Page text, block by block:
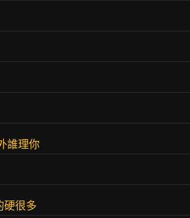
誰理你
硬很多